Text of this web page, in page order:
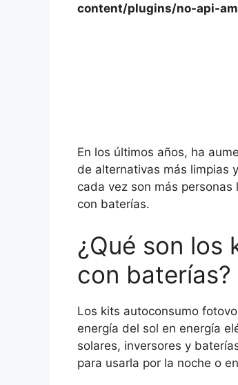
content/plugins/no-api-
En los últimos años, ha
de alternativas más limpias
cada vez son más
con baterías.
¿Qué son los
con baterías?
Los kits autoconsumo
energía del sol en energía
solares, inversores y
para usarla por la noche o